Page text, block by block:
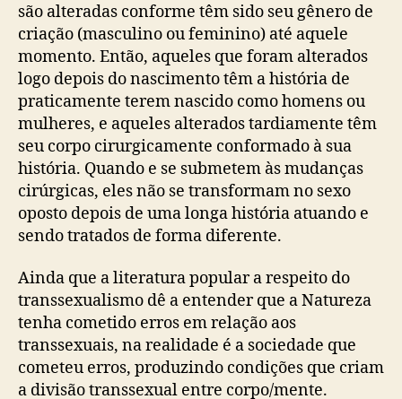
são alteradas conforme têm sido seu gênero de
criação (masculino ou feminino) até aquele
momento. Então, aqueles que foram alterados
logo depois do nascimento têm a história de
praticamente terem nascido como homens ou
mulheres, e aqueles alterados tardiamente têm
seu corpo cirurgicamente conformado à sua
história. Quando e se submetem às mudanças
cirúrgicas, eles não se transformam no sexo
oposto depois de uma longa história atuando e
sendo tratados de forma diferente.
Ainda que a literatura popular a respeito do
transsexualismo dê a entender que a Natureza
tenha cometido erros em relação aos
transsexuais, na realidade é a sociedade que
cometeu erros, produzindo condições que criam
a divisão transsexual entre corpo/mente.